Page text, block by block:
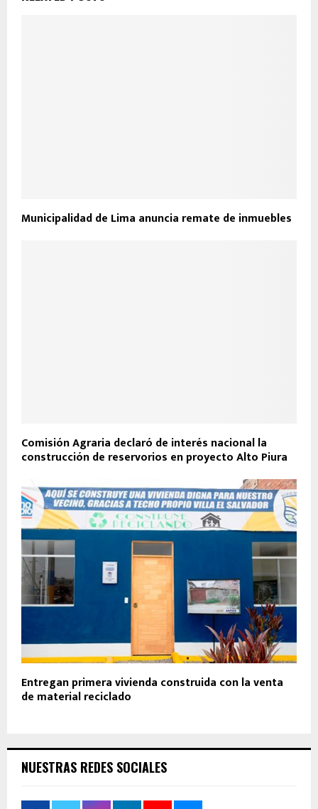
Municipalidad de Lima anuncia remate de inmuebles
Comisión Agraria declaró de interés nacional la
construcción de reservorios en proyecto Alto Piura
Entregan primera vivienda construida con la venta
de material reciclado
NUESTRAS REDES SOCIALES